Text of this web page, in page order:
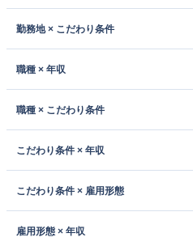
勤務地 × こだわり条件
職種 × 年収
職種 × こだわり条件
こだわり条件 × 年収
こだわり条件 × 雇用形態
雇用形態 × 年収